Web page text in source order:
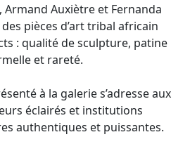
Armand Auxiètre et Fernanda
pièces d’art tribal africain
: qualité de sculpture, patine
et rareté.
à la galerie s’adresse aux
éclairés et institutions
authentiques et puissantes.